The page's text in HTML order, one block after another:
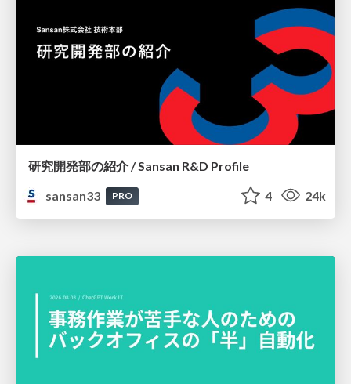
研究開発部の紹介 / Sansan R&D Profile
sansan33
PRO 4 24k